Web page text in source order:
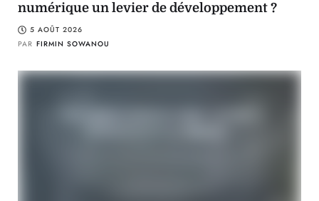
numérique un levier de développement ?
5 AOÛT 2026
PAR FIRMIN SOWANOU